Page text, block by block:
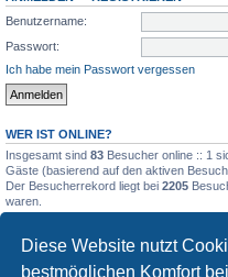
Diese Website nutzt
bestmöglichen Komfort
Benutzername:
Passwort:
Ich habe mein Passwort vergessen
WER IST ONLINE?
Insgesamt sind 83 Besucher online :: 1
Gäste (basierend auf den aktiven
Der Besucherrekord liegt bei 2205
waren.
STATISTIK
• Themen
neuestes Mitglied:WernerSchell